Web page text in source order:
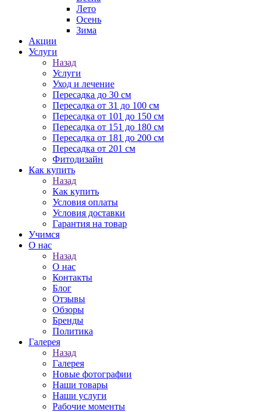
Лето
Осень
Зима
Акции
Услуги
Назад
Услуги
Уход и лечение
Пересадка до 30 см
Пересадка от 31 до 100 см
Пересадка от 101 до 150 см
Пересадка от 151 до 180 см
Пересадка от 181 до 200 см
Пересадка от 201 см
Фитодизайн
Как купить
Назад
Как купить
Условия оплаты
Условия доставки
Гарантия на товар
Учимся
О нас
Назад
О нас
Контакты
Блог
Отзывы
Обзоры
Бренды
Политика
Галерея
Назад
Галерея
Новые фотографии
Наши товары
Наши услуги
Рабочие моменты